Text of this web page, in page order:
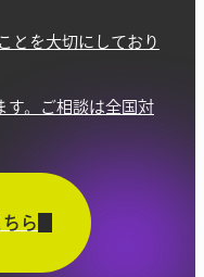
とを大切にしており
す。ご相談は全国対
ら